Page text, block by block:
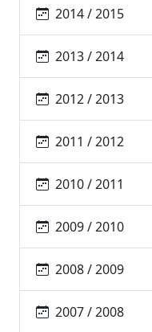
2014 / 2015
2013 / 2014
2012 / 2013
2011 / 2012
2010 / 2011
2009 / 2010
2008 / 2009
2007 / 2008